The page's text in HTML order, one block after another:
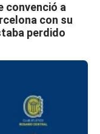
convenció a
con su
perdido